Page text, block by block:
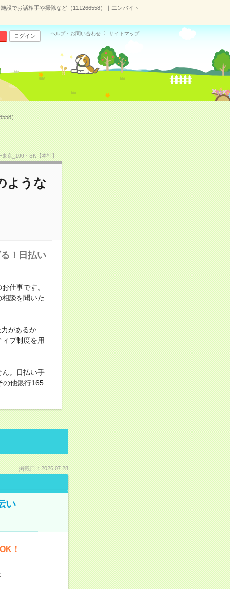
設でお話相手や掃除など（111266558）｜エンバイト
ログイン ヘルプ・お問い合わせ サイトマップ
）
東京_100・SK【本社】
ような
！日払い
仕事です。
談を聞いた
があるか
ブ制度を用
。日払い手
の他銀行165
掲載日：2026.07.28
い
！